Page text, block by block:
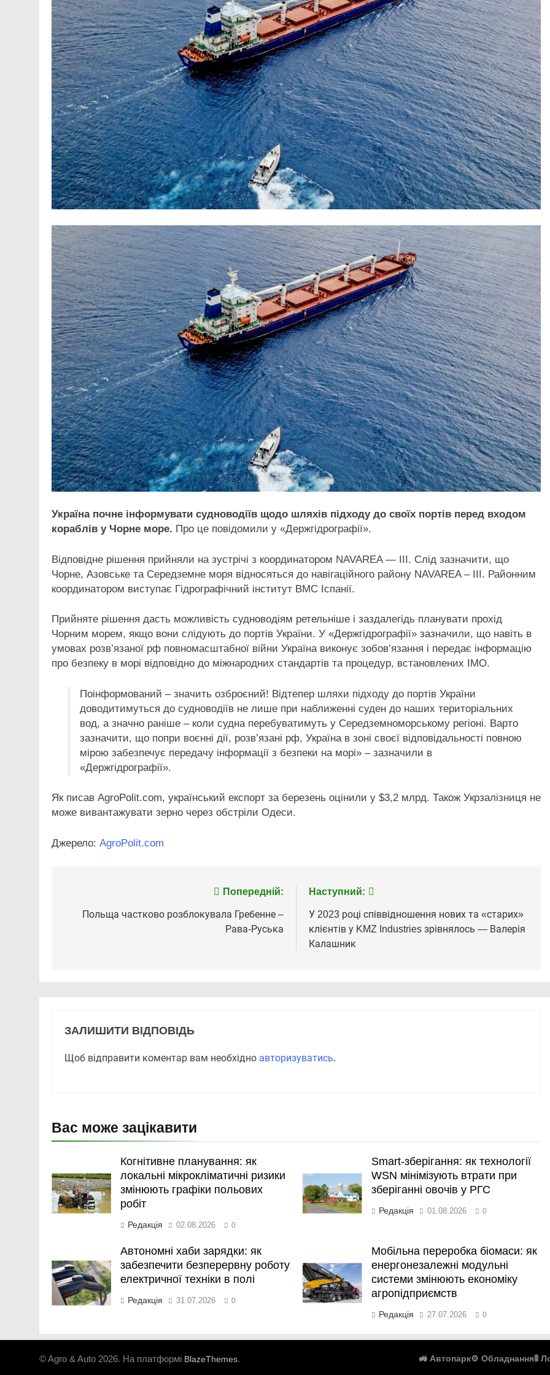
Україна почне інформувати судноводіїв щодо шляхів підходу до своїх портів перед входом
кораблів у Чорне море. Про це повідомили у «Держгідрографії».
Відповідне рішення прийняли на зустрічі з координатором NAVAREA — III. Слід зазначити, що
Чорне, Азовське та Середземне моря відносяться до навігаційного району NAVAREA – III. Районним
координатором виступає Гідрографічний інститут ВМС Іспанії.
Прийняте рішення дасть можливість судноводіям ретельніше і заздалегідь планувати прохід
Чорним морем, якщо вони слідують до портів України. У «Держгідрографії» зазначили, що навіть в
умовах розв’язаної рф повномасштабної війни Україна виконує зобов’язання і передає інформацію
про безпеку в морі відповідно до міжнародних стандартів та процедур, встановлених IMO.
Поінформований – значить озброєний! Відтепер шляхи підходу до портів України
доводитимуться до судноводіїв не лише при наближенні суден до наших територіальних
вод, а значно раніше – коли судна перебуватимуть у Середземноморському регіоні. Варто
зазначити, що попри воєнні дії, розв’язані рф, Україна в зоні своєї відповідальності повною
мірою забезпечує передачу інформації з безпеки на морі» – зазначили в
«Держгідрографії».
Як писав AgroPolit.com, український експорт за березень оцінили у $3,2 млрд. Також Укрзалізниця не
може вивантажувати зерно через обстріли Одеси.
Джерело: AgroPolit.com
записів
Попередній:
Польща частково розблокувала Гребенне –
Рава-Руська
Наступний:
У 2023 році співвідношення нових та «старих»
клієнтів у KMZ Industries зрівнялось — Валерія
Калашник
ЗАЛИШИТИ ВІДПОВІДЬ
Щоб відправити коментар вам необхідно авторизуватись.
Вас може зацікавити
Когнітивне планування: як
локальні мікрокліматичні ризики
змінюють графіки польових
робіт
Редакція 02.08.2026 0
Smart-зберігання: як технології
WSN мінімізують втрати при
зберіганні овочів у РГС
Редакція 01.08.2026 0
Автономні хаби зарядки: як
забезпечити безперервну роботу
електричної техніки в полі
Редакція 31.07.2026 0
Мобільна переробка біомаси: як
енергонезалежні модульні
системи змінюють економіку
агропідприємств
Редакція 27.07.2026 0
© Agro & Auto 2026. На платформі BlazeThemes. 🚜 Автопарк⚙️ Обладнання🚦